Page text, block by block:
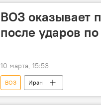
ВОЗ оказывает
после ударов
10 марта, 15:53
ВОЗ Иран